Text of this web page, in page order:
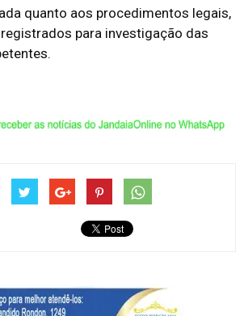
quanto aos procedimentos legais,
para investigação das